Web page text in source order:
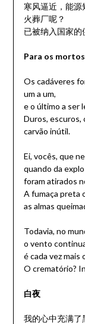
寒风逼近，能源
火葬厂呢？
已被纳入国家的
Para os
Os cadáveres
um a um,
e o último a ser
Duros, escuros,
carvão inútil.
Ei, vocês, que
quando da
foram atirados
A fumaça preta
as almas
Todavia, no
o vento
é cada vez mais
O crematório?
白夜
我的心中充满了